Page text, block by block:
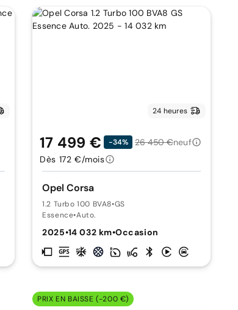
24 heures
Opel Corsa
1.2 Turbo 100 BVA8•GS
Essence•Auto.
2025•14 032 km•Occasion
17 499 € -34% 26 450 €neuf
Dès 172 €/mois
PRIX EN BAISSE (-200 €)